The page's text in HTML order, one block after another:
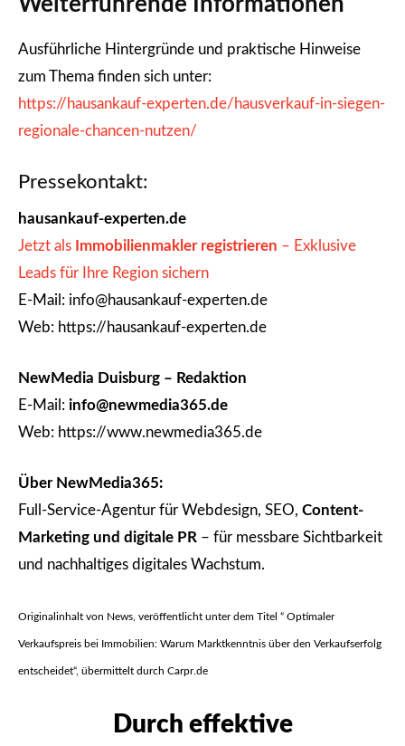
Ausführliche Hintergründe und praktische Hinweise
zum Thema finden sich unter:
https://hausankauf-experten.de/hausverkauf-in-siegen-
regionale-chancen-nutzen/
Pressekontakt:
hausankauf-experten.de
Jetzt als Immobilienmakler registrieren – Exklusive
Leads für Ihre Region sichern
E-Mail: info@hausankauf-experten.de
Web: https://hausankauf-experten.de
NewMedia Duisburg – Redaktion
E-Mail: info@newmedia365.de
Web: https://www.newmedia365.de
Über NewMedia365:
Full-Service-Agentur für Webdesign, SEO, Content-
Marketing und digitale PR – für messbare Sichtbarkeit
und nachhaltiges digitales Wachstum.
Originalinhalt von News, veröffentlicht unter dem Titel “ Optimaler
Verkaufspreis bei Immobilien: Warum Marktkenntnis über den Verkaufserfolg
entscheidet“, übermittelt durch Carpr.de
Durch effektive